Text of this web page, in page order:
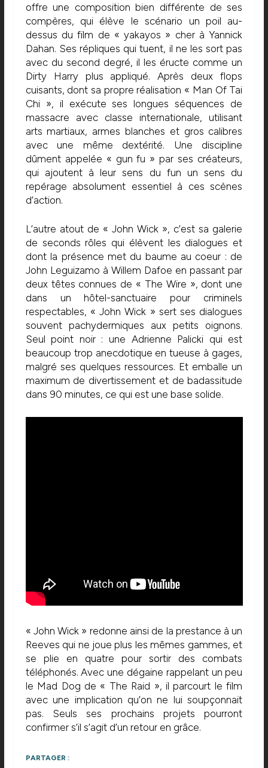
offre une composition bien différente de ses
compères, qui élève le scénario un poil au-
dessus du film de « yakayos » cher à Yannick
Dahan. Ses répliques qui tuent, il ne les sort pas
avec du second degré, il les éructe comme un
Dirty Harry plus appliqué. Après deux flops
cuisants, dont sa propre réalisation « Man Of Tai
Chi », il exécute ses longues séquences de
massacre avec classe internationale, utilisant
arts martiaux, armes blanches et gros calibres
avec une même dextérité. Une discipline
dûment appelée « gun fu » par ses créateurs,
qui ajoutent à leur sens du fun un sens du
repérage absolument essentiel à ces scènes
d’action.
L’autre atout de « John Wick », c’est sa galerie
de seconds rôles qui élèvent les dialogues et
dont la présence met du baume au coeur : de
John Leguizamo à Willem Dafoe en passant par
deux têtes connues de « The Wire », dont une
dans un hôtel-sanctuaire pour criminels
respectables, « John Wick » sert ses dialogues
souvent pachydermiques aux petits oignons.
Seul point noir : une Adrienne Palicki qui est
beaucoup trop anecdotique en tueuse à gages,
malgré ses quelques ressources. Et emballe un
maximum de divertissement et de badassitude
dans 90 minutes, ce qui est une base solide.
« John Wick » redonne ainsi de la prestance à un
Reeves qui ne joue plus les mêmes gammes, et
se plie en quatre pour sortir des combats
téléphonés. Avec une dégaine rappelant un peu
le Mad Dog de « The Raid », il parcourt le film
avec une implication qu’on ne lui soupçonnait
pas. Seuls ses prochains projets pourront
confirmer s’il s’agit d’un retour en grâce.
PARTAGER :